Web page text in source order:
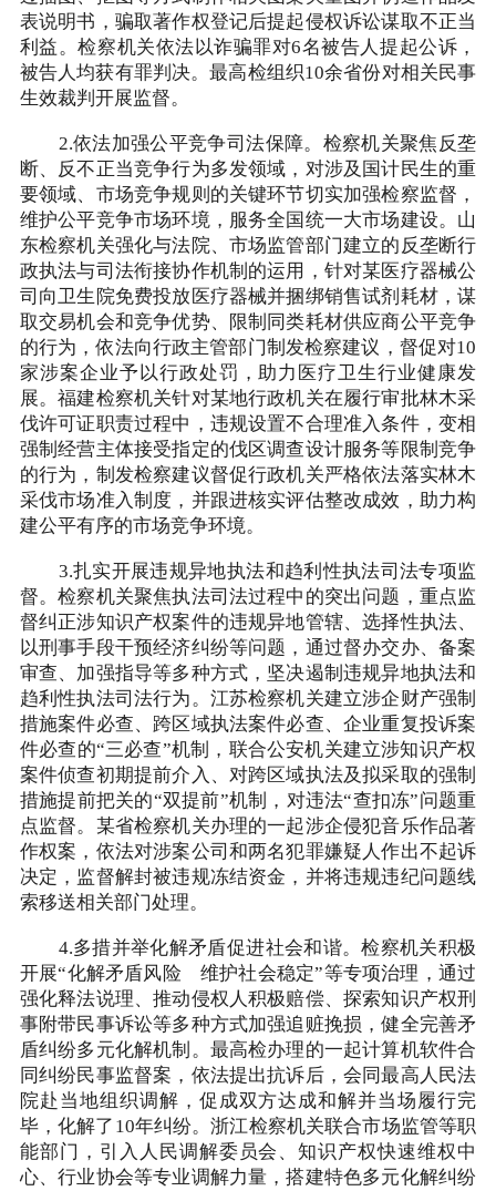
表说明书，骗取著作权登记后提起侵权诉讼谋取不正当
利益。检察机关依法以诈骗罪对6名被告人提起公诉，
被告人均获有罪判决。最高检组织10余省份对相关民事
生效裁判开展监督。
2.依法加强公平竞争司法保障。检察机关聚焦反垄
断、反不正当竞争行为多发领域，对涉及国计民生的重
要领域、市场竞争规则的关键环节切实加强检察监督，
维护公平竞争市场环境，服务全国统一大市场建设。山
东检察机关强化与法院、市场监管部门建立的反垄断行
政执法与司法衔接协作机制的运用，针对某医疗器械公
司向卫生院免费投放医疗器械并捆绑销售试剂耗材，谋
取交易机会和竞争优势、限制同类耗材供应商公平竞争
的行为，依法向行政主管部门制发检察建议，督促对10
家涉案企业予以行政处罚，助力医疗卫生行业健康发
展。福建检察机关针对某地行政机关在履行审批林木采
伐许可证职责过程中，违规设置不合理准入条件，变相
强制经营主体接受指定的伐区调查设计服务等限制竞争
的行为，制发检察建议督促行政机关严格依法落实林木
采伐市场准入制度，并跟进核实评估整改成效，助力构
建公平有序的市场竞争环境。
3.扎实开展违规异地执法和趋利性执法司法专项监
督。检察机关聚焦执法司法过程中的突出问题，重点监
督纠正涉知识产权案件的违规异地管辖、选择性执法、
以刑事手段干预经济纠纷等问题，通过督办交办、备案
审查、加强指导等多种方式，坚决遏制违规异地执法和
趋利性执法司法行为。江苏检察机关建立涉企财产强制
措施案件必查、跨区域执法案件必查、企业重复投诉案
件必查的“三必查”机制，联合公安机关建立涉知识产权
案件侦查初期提前介入、对跨区域执法及拟采取的强制
措施提前把关的“双提前”机制，对违法“查扣冻”问题重
点监督。某省检察机关办理的一起涉企侵犯音乐作品著
作权案，依法对涉案公司和两名犯罪嫌疑人作出不起诉
决定，监督解封被违规冻结资金，并将违规违纪问题线
索移送相关部门处理。
4.多措并举化解矛盾促进社会和谐。检察机关积极
开展“化解矛盾风险 维护社会稳定”等专项治理，通过
强化释法说理、推动侵权人积极赔偿、探索知识产权刑
事附带民事诉讼等多种方式加强追赃挽损，健全完善矛
盾纠纷多元化解机制。最高检办理的一起计算机软件合
同纠纷民事监督案，依法提出抗诉后，会同最高人民法
院赴当地组织调解，促成双方达成和解并当场履行完
毕，化解了10年纠纷。浙江检察机关联合市场监管等职
能部门，引入人民调解委员会、知识产权快速维权中
心、行业协会等专业调解力量，搭建特色多元化解纠纷